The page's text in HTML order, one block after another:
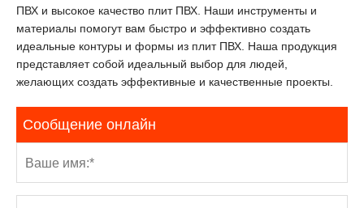
ПВХ и высокое качество плит ПВХ. Наши инструменты и
материалы помогут вам быстро и эффективно создать
идеальные контуры и формы из плит ПВХ. Наша продукция
представляет собой идеальный выбор для людей,
желающих создать эффективные и качественные проекты.
Сообщение онлайн